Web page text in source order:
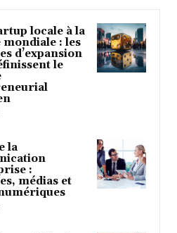
locale à la
: les
d’expansion
le
la
:
médias et